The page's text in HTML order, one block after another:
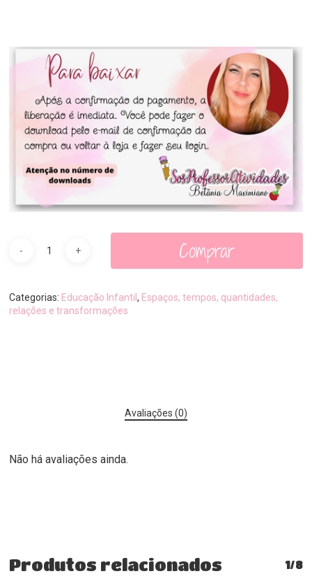
Comprar
Categorias: Educação Infantil, Espaços, tempos, quantidades,
relações e transformações
Avaliações (0)
Não há avaliações ainda.
Produtos relacionados 1/8